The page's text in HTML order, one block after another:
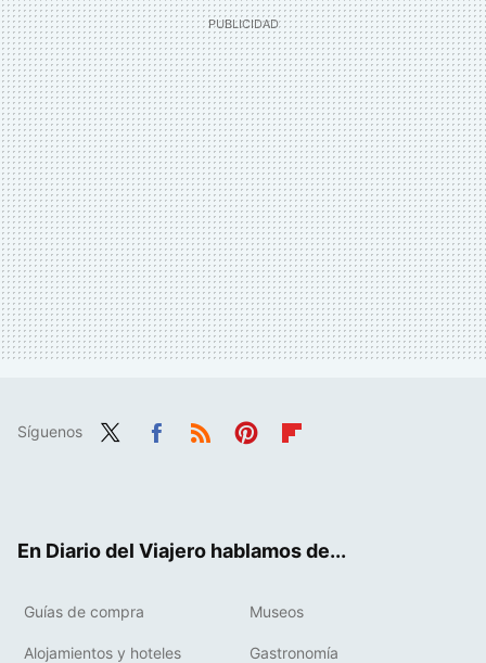
Síguenos
En Diario del Viajero hablamos de...
Guías de compra Museos
Alojamientos y hoteles Gastronomía